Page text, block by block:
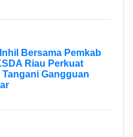
Bersama Pemkab
Riau Perkuat
Gangguan